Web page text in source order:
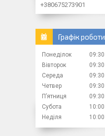
+380675273901
Графік роботи
Понеділок 09:30
Вівторок
09:30
Середа
09:30
Четвер
09:30
Пʼятниця
09:30
Субота
10:00
Неділя
10:00